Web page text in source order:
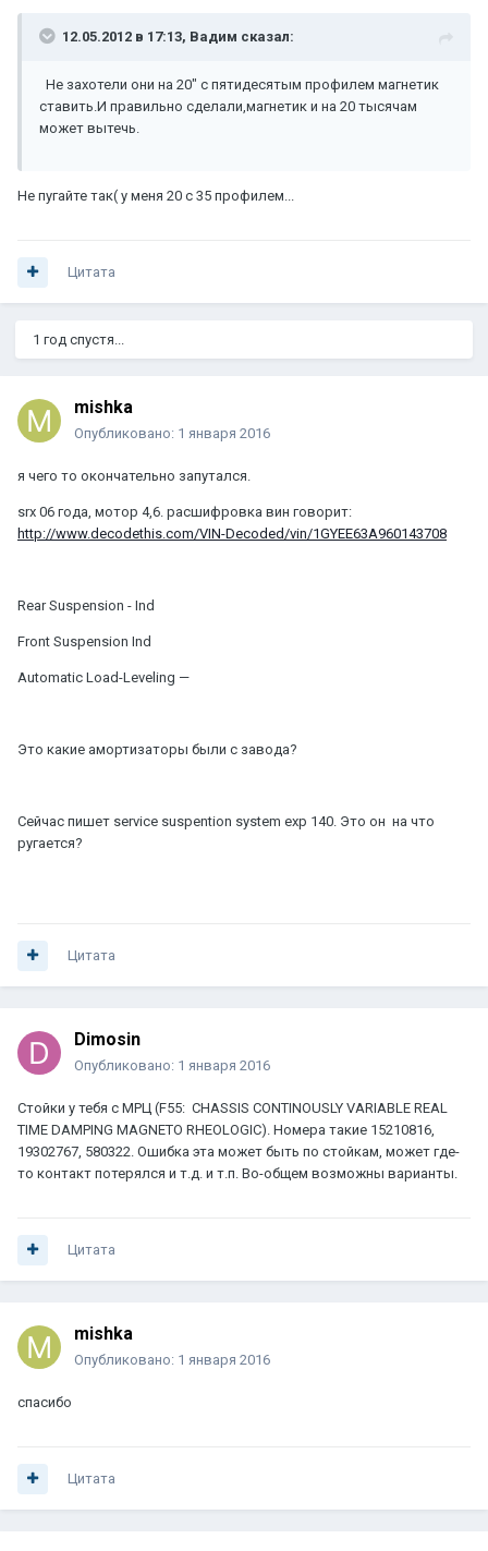
12.05.2012 в 17:13, Вадим сказал:
Не захотели они на 20" с пятидесятым профилем магнетик
ставить.И правильно сделали,магнетик и на 20 тысячам
может вытечь.
Не пугайте так( у меня 20 с 35 профилем...
Цитата
1 год спустя...
mishka
Опубликовано: 1 января 2016
я чего то окончательно запутался.
srx 06 года, мотор 4,6. расшифровка вин говорит:
http://www.decodethis.com/VIN-Decoded/vin/1GYEE63A960143708
Rear Suspension - Ind
Front Suspension Ind
Automatic Load-Leveling —
Это какие амортизаторы были с завода?
Сейчас пишет service suspention system exp 140. Это он на что
ругается?
Цитата
Dimosin
Опубликовано: 1 января 2016
Стойки у тебя с МРЦ (F55: CHASSIS CONTINOUSLY VARIABLE REAL
TIME DAMPING MAGNETO RHEOLOGIC). Номера такие 15210816,
19302767, 580322. Ошибка эта может быть по стойкам, может где-
то контакт потерялся и т.д. и т.п. Во-общем возможны варианты.
Цитата
mishka
Опубликовано: 1 января 2016
спасибо
Цитата